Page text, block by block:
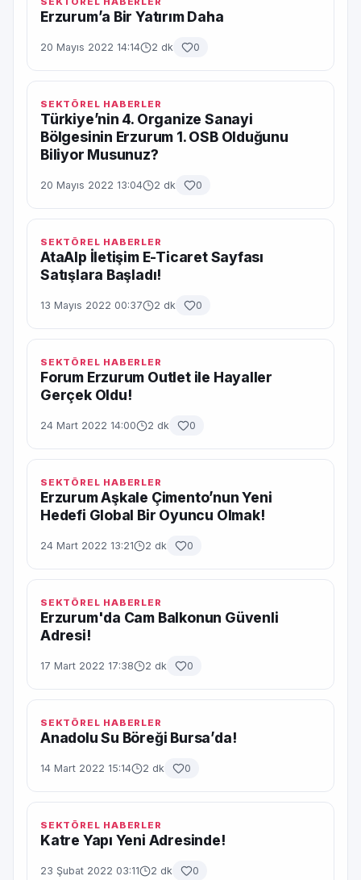
Erzurum’a Bir Yatırım Daha
20 Mayıs 2022 14:14 2 dk 0
SEKTÖREL HABERLER
Türkiye’nin 4. Organize Sanayi
Bölgesinin Erzurum 1. OSB Olduğunu
Biliyor Musunuz?
20 Mayıs 2022 13:04 2 dk 0
SEKTÖREL HABERLER
AtaAlp İletişim E-Ticaret Sayfası
Satışlara Başladı!
13 Mayıs 2022 00:37 2 dk 0
SEKTÖREL HABERLER
Forum Erzurum Outlet ile Hayaller
Gerçek Oldu!
24 Mart 2022 14:00 2 dk 0
SEKTÖREL HABERLER
Erzurum Aşkale Çimento’nun Yeni
Hedefi Global Bir Oyuncu Olmak!
24 Mart 2022 13:21 2 dk 0
SEKTÖREL HABERLER
Erzurum'da Cam Balkonun Güvenli
Adresi!
17 Mart 2022 17:38 2 dk 0
SEKTÖREL HABERLER
Anadolu Su Böreği Bursa’da!
14 Mart 2022 15:14 2 dk 0
SEKTÖREL HABERLER
Katre Yapı Yeni Adresinde!
23 Şubat 2022 03:11 2 dk 0